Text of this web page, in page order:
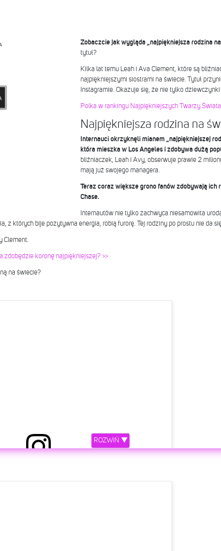
Zobaczcie jak wygląda „najpiękniejsza rodzina
tytuł?
Kilka lat temu Leah i Ava Clement, które są
najpiękniejszymi siostrami na świecie. Tytuł
Instagramie. Okazuje się, że nie tylko
Polka w rankingu Najpiękniejszych Twarzy
Najpiękniejsza rodzina na
Internauci okrzyknęli mianem „najpiękniejszej
która mieszka w Los Angeles i zdobywa dużą
bliźniaczek, Leah i Avy, obserwuje prawie 2
mają już swojego managera.
Teraz coraz większe grono fanów zdobywają ich
Chase.
Internautów nie tylko zachwyca niesamowita
z których bije pozytywna energia, robią furorę. Tej rodziny po prostu nie da
Clement.
koronę najpiękniejszej? >>
na świecie?
ROZWIŃ ▼